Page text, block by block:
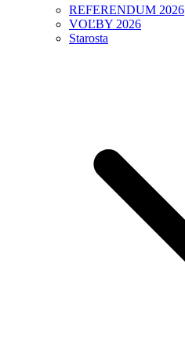
REFERENDUM 2026
VOĽBY 2026
Starosta